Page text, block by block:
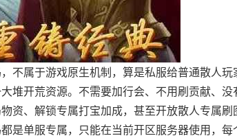
不属于游戏原生机制，算是私服给普通散人玩
堆开荒资源。不需要加行会、不用刷贡献、没
资、解锁专属打宝加成，甚至开放散人专属刷
是单服专属，只能在当前开区服务器使用，每